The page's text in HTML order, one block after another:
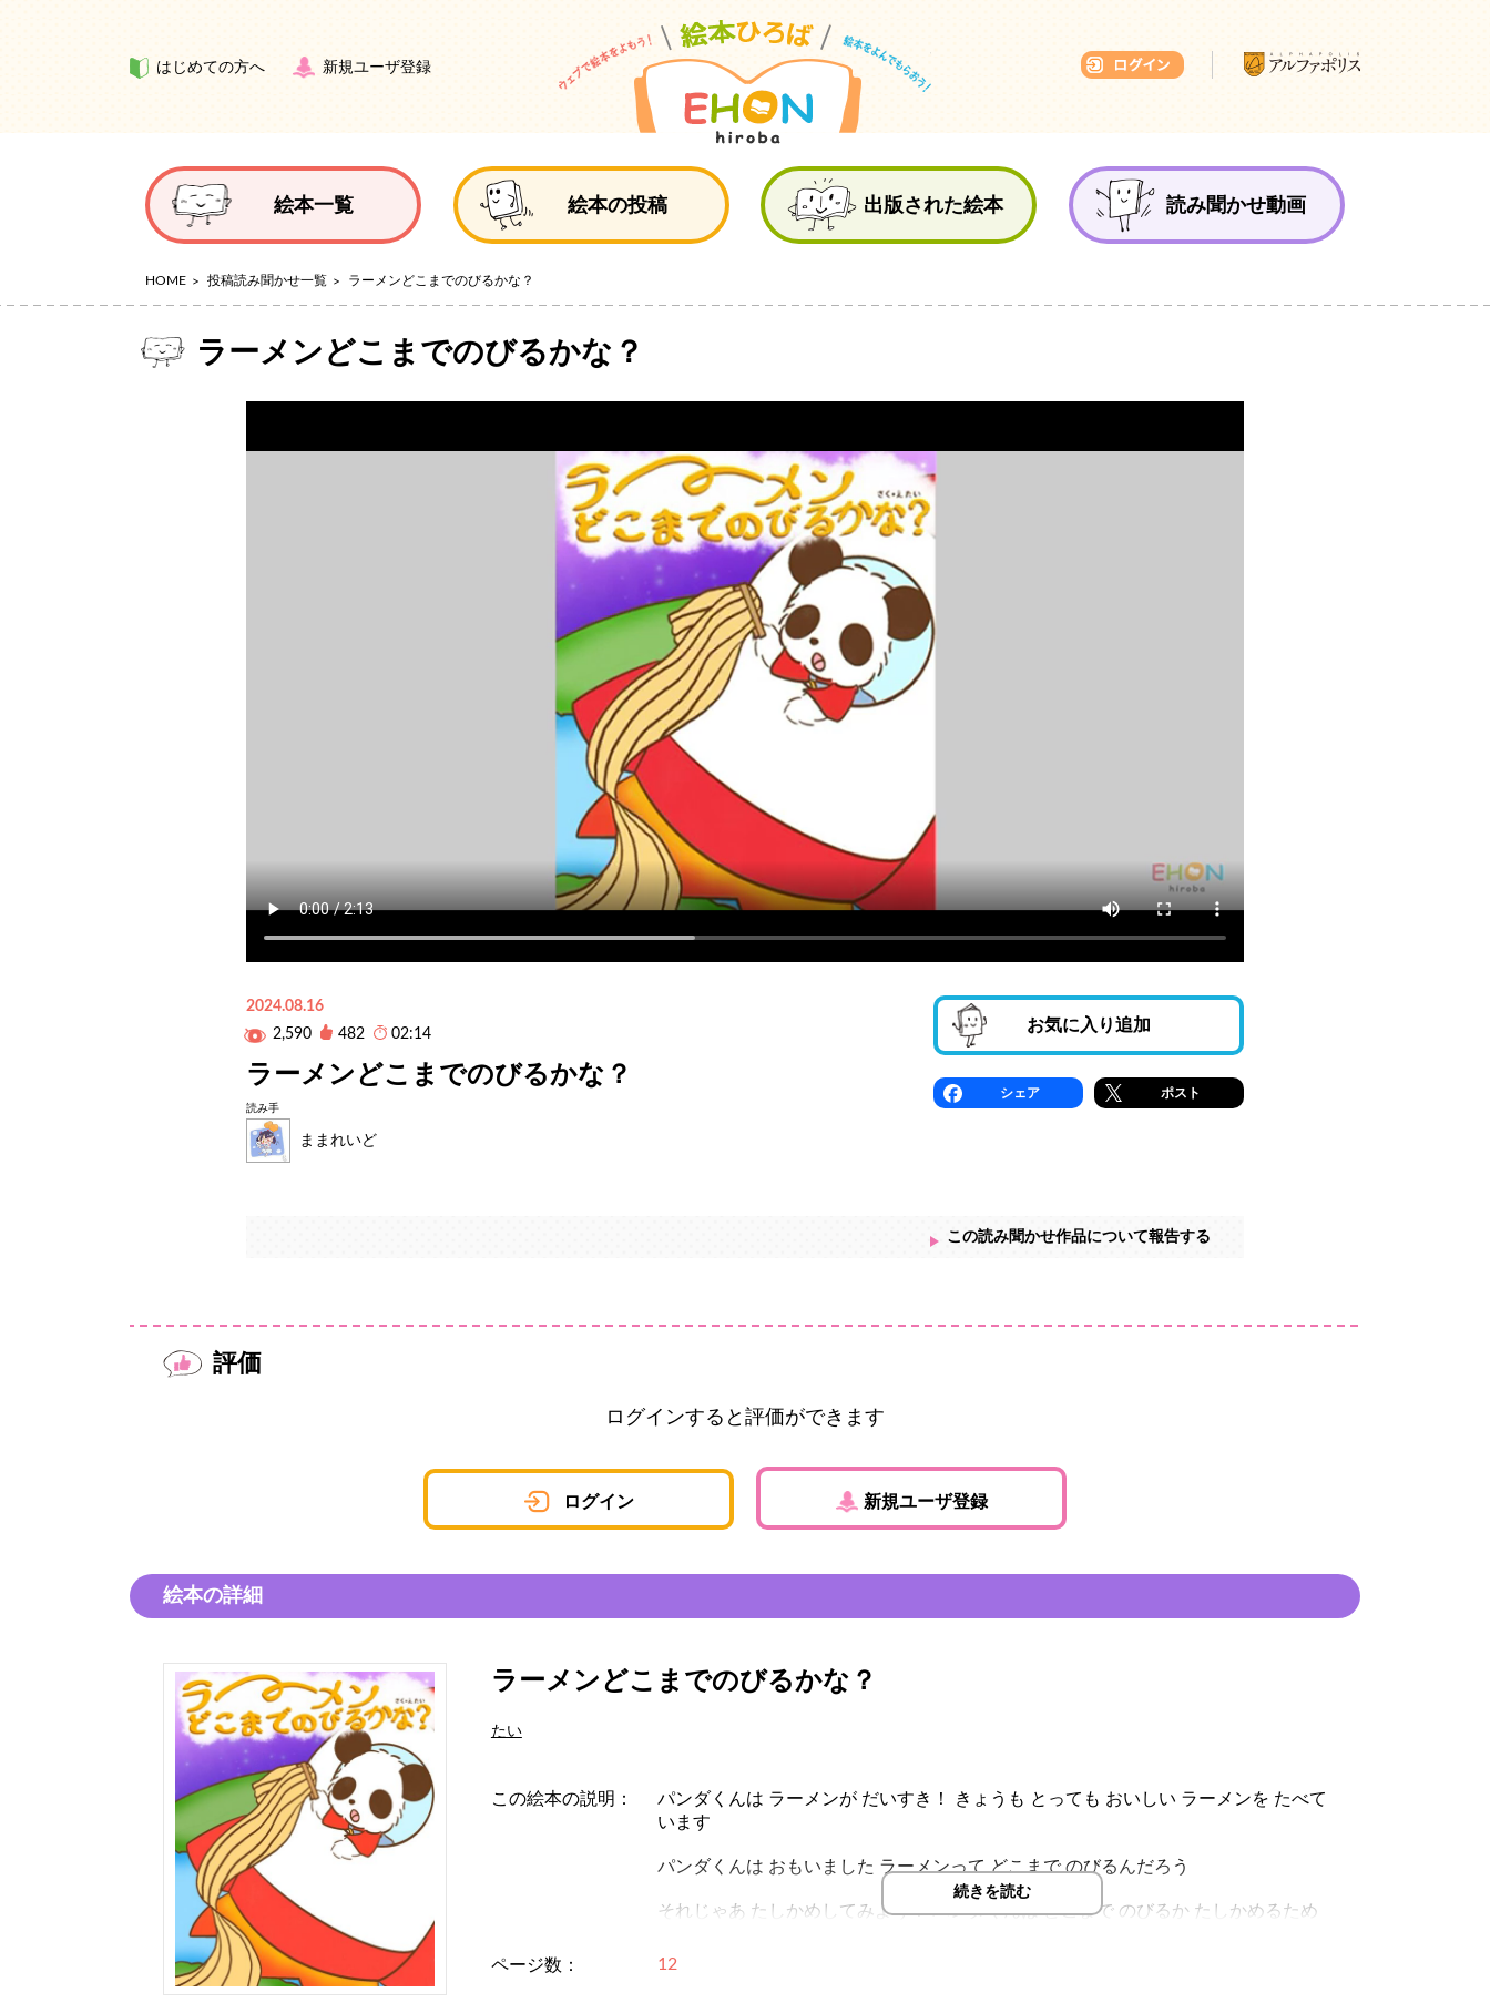
はじめての方へ 新規ユーザ登録
絵本一覧 絵本の投稿 出版された絵本 読み聞かせ動画
HOME 投稿読み聞かせ一覧 ラーメンどこまでのびるかな？
ラーメンどこまでのびるかな？
2024.08.16
2,590
482 02:14
ラーメンどこまでのびるかな？
読み手
ままれいど
お気に入り追加
シェア ポスト
この読み聞かせ作品について報告する
評価
ログインすると評価ができます
ログイン 新規ユーザ登録
絵本の詳細
ラーメンどこまでのびるかな？
たい
この絵本の説明：
パンダくんは ラーメンが だいすき！ きょうも とっても おいしい ラーメンを たべて
います
パンダくんは おもいました ラーメンって どこまで のびるんだろう
それじゃあ たしかめしてみよう！ パンダくんは どこまで のびるか たしかめるため
続きを読む
ページ数： 12